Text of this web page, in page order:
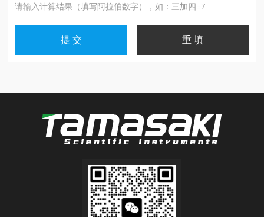
请输入计算结果（填写阿拉伯数字），如：三加四=7